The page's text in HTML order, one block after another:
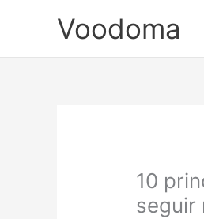
Voodoma
10
seguir